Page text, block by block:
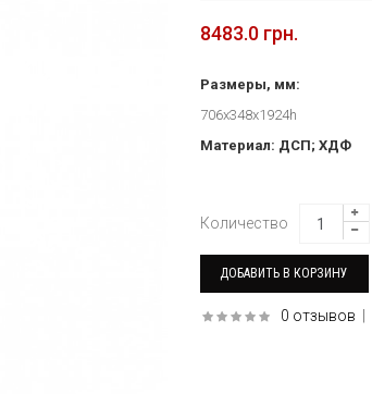
8483.0 грн.
Размеры, мм:
706х348х1924h
Материал: ДСП; ХДФ
Количество
0 отзывов